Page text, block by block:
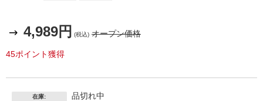
4,989円 (税込) オープン価格
45ポイント獲得
在庫: 品切れ中